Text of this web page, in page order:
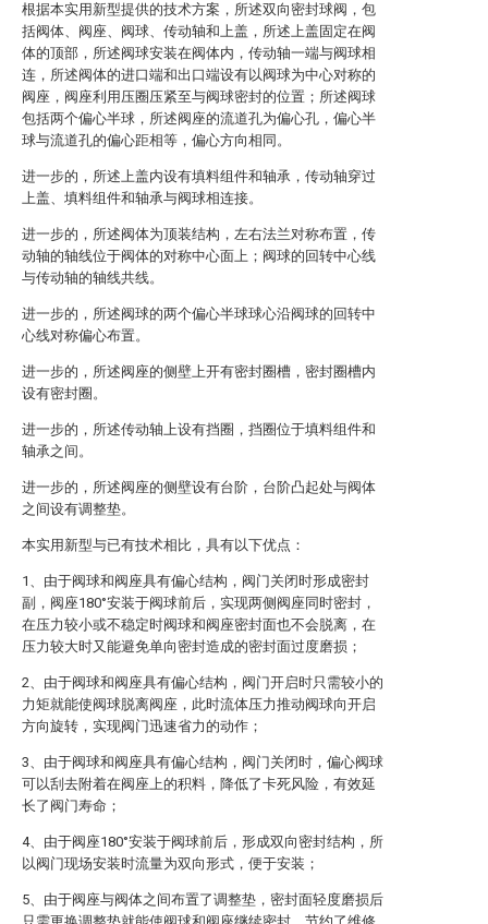
根据本实用新型提供的技术方案，所述双向密封球阀，包
括阀体、阀座、阀球、传动轴和上盖，所述上盖固定在阀
体的顶部，所述阀球安装在阀体内，传动轴一端与阀球相
连，所述阀体的进口端和出口端设有以阀球为中心对称的
阀座，阀座利用压圈压紧至与阀球密封的位置；所述阀球
包括两个偏心半球，所述阀座的流道孔为偏心孔，偏心半
球与流道孔的偏心距相等，偏心方向相同。
进一步的，所述上盖内设有填料组件和轴承，传动轴穿过
上盖、填料组件和轴承与阀球相连接。
进一步的，所述阀体为顶装结构，左右法兰对称布置，传
动轴的轴线位于阀体的对称中心面上；阀球的回转中心线
与传动轴的轴线共线。
进一步的，所述阀球的两个偏心半球球心沿阀球的回转中
心线对称偏心布置。
进一步的，所述阀座的侧壁上开有密封圈槽，密封圈槽内
设有密封圈。
进一步的，所述传动轴上设有挡圈，挡圈位于填料组件和
轴承之间。
进一步的，所述阀座的侧壁设有台阶，台阶凸起处与阀体
之间设有调整垫。
本实用新型与已有技术相比，具有以下优点：
1、由于阀球和阀座具有偏心结构，阀门关闭时形成密封
副，阀座180°安装于阀球前后，实现两侧阀座同时密封，
在压力较小或不稳定时阀球和阀座密封面也不会脱离，在
压力较大时又能避免单向密封造成的密封面过度磨损；
2、由于阀球和阀座具有偏心结构，阀门开启时只需较小的
力矩就能使阀球脱离阀座，此时流体压力推动阀球向开启
方向旋转，实现阀门迅速省力的动作；
3、由于阀球和阀座具有偏心结构，阀门关闭时，偏心阀球
可以刮去附着在阀座上的积料，降低了卡死风险，有效延
长了阀门寿命；
4、由于阀座180°安装于阀球前后，形成双向密封结构，所
以阀门现场安装时流量为双向形式，便于安装；
5、由于阀座与阀体之间布置了调整垫，密封面轻度磨损后